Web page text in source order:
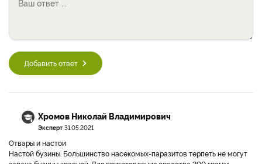
Добавить ответ
Хромов Николай Владимирович
Эксперт 31.05.2021
Отвары и настои
Настой бузины. Большинство насекомых-паразитов терпеть не могут